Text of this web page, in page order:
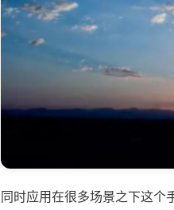
同时应用在很多场景之下这个